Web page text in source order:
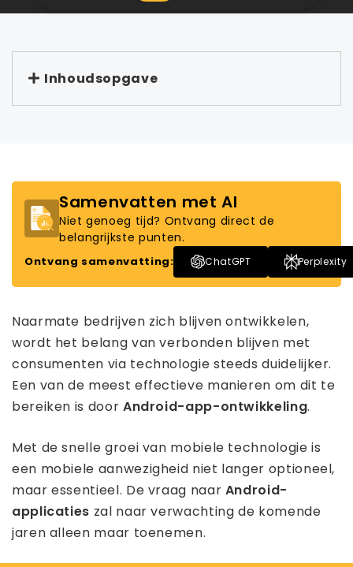
Inhoudsopgave
Samenvatten met AI
Niet genoeg tijd? Ontvang direct de
belangrijkste punten.
Ontvang samenvatting: ChatGPT Perplexity
Naarmate bedrijven zich blijven ontwikkelen,
wordt het belang van verbonden blijven met
consumenten via technologie steeds duidelijker.
Een van de meest effectieve manieren om dit te
bereiken is door Android-app-ontwikkeling.
Met de snelle groei van mobiele technologie is
een mobiele aanwezigheid niet langer optioneel,
maar essentieel. De vraag naar Android-
applicaties zal naar verwachting de komende
jaren alleen maar toenemen.